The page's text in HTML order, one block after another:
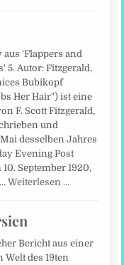
aus 'Flappers and
5. Autor: Fitzgerald,
Bubikopf
Her Hair") ist eine
F. Scott Fitzgerald,
und
desselben Jahres
Evening Post
September 1920,
Weiterlesen …
Bericht aus einer
des 19ten